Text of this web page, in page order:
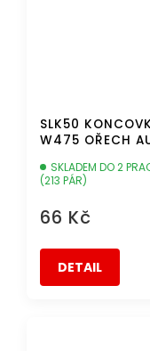
SLK50
W475 OŘECH
SKLADEM DO 2
(213 PÁR)
66 Kč
DETAIL